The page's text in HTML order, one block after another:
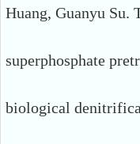
Huang, Guanyu Su.
superphosphate
biological